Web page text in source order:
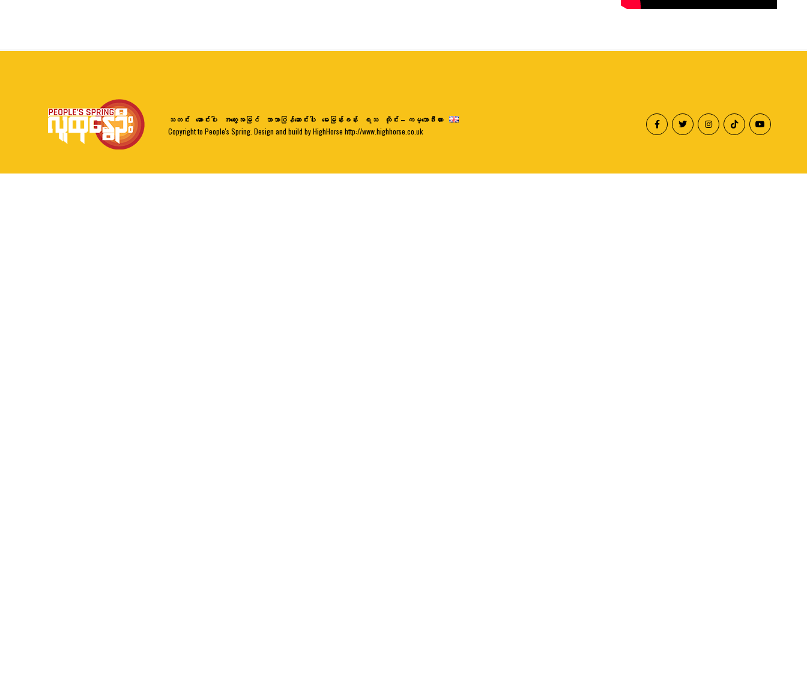
သတင်း ဆောင်းပါး အတွေးအမြင် ဘာသာပြန်ဆောင်းပါး မေးမြန်းခန်း ရသ
ထိုင်း – ကမ္ဘောဒီးယား
Copyright to People's Spring. Design and build by HighHorse http://www.highhorse.co.uk